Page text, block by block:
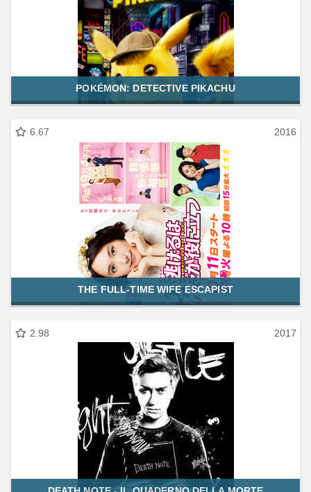
POKÉMON: DETECTIVE PIKACHU
6.67 2016
THE FULL-TIME WIFE ESCAPIST
2.98 2017